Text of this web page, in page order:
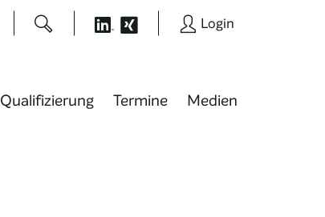
Login
Qualifizierung Termine Medien